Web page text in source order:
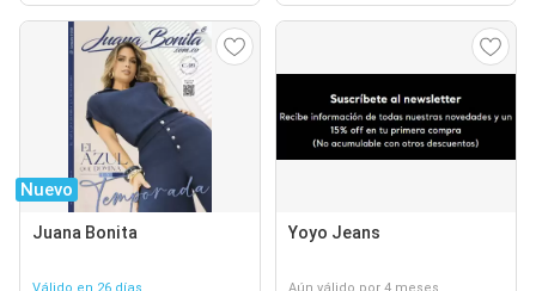
Nuevo
Juana Bonita Yoyo Jeans